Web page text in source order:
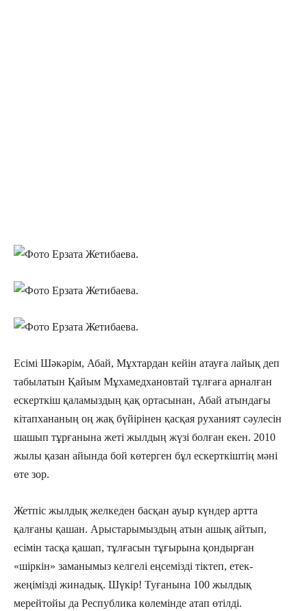
Есімі Шәкәрім, Абай, Мұхтардан кейін атауға лайық деп
табылатын Қайым Мұхамедхановтай тұлғаға арналған
ескерткіш қаламыздың қақ ортасынан, Абай атындағы
кітапхананың оң жақ бүйірінен қасқая руханият сәулесін
шашып тұрғанына жеті жылдың жүзі болған екен. 2010
жылы қазан айында бой көтерген бұл ескерткіштің мәні
өте зор.
Жетпіс жылдық желкеден басқан ауыр күндер артта
қалғаны қашан. Арыстарымыздың атын ашық айтып,
есімін тасқа қашап, тұлғасын тұғырына қондырған
«шіркін» заманымыз келгелі еңсемізді тіктеп, етек-
жеңімізді жинадық. Шүкір! Туғанына 100 жылдық
мерейтойы да Республика көлемінде атап өтілді.